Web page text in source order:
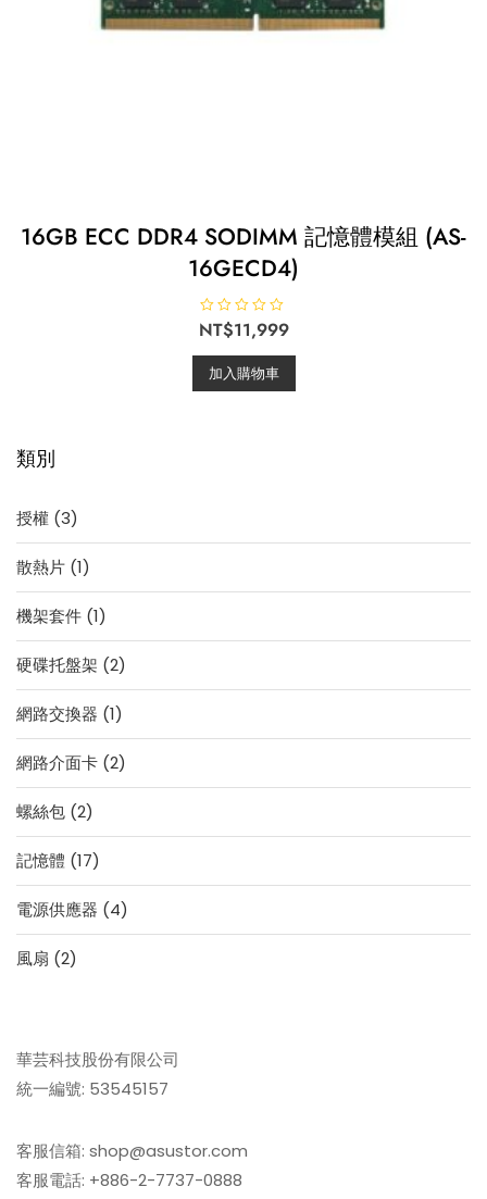
16GB ECC DDR4 SODIMM 記憶體模組 (AS-
16GECD4)
評
分
分
5
NT$11,999
加入購物車
類別
授權 33
個
產
品
散熱片 11
個
產
品
機架套件 11
個
產
品
硬碟托盤架 22
個
產
品
網路交換器 11
個
產
品
網路介面卡 22
個
品
螺絲包 22
個
產
品
記憶體 1717
個
產
品
電源供應器 44
個
風扇 22
華芸科技股份有限公司
統一編號: 53545157
客服信箱: shop@asustor.com
客服電話: +886-2-7737-0888